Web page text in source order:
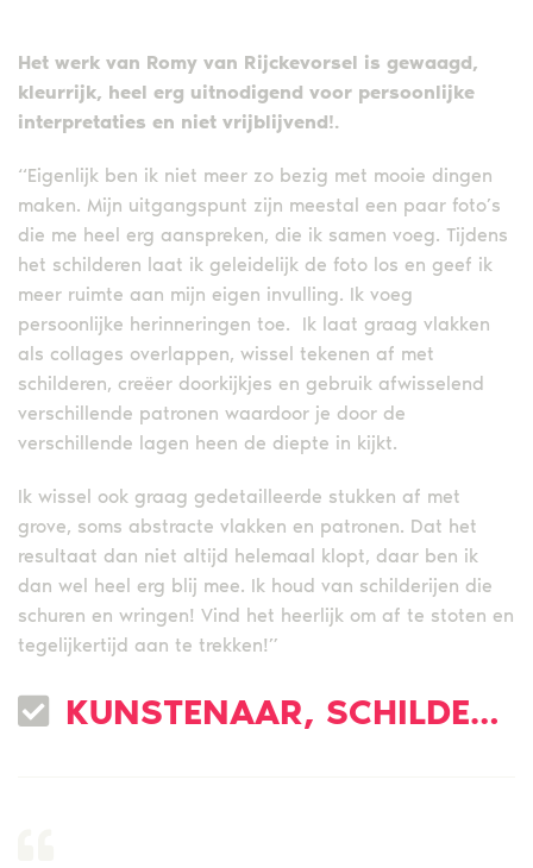
Het werk van Romy van Rijckevorsel is gewaagd,
kleurrijk, heel erg uitnodigend voor persoonlijke
interpretaties en niet vrijblijvend!.
“Eigenlijk ben ik niet meer zo bezig met mooie dingen
maken. Mijn uitgangspunt zijn meestal een paar foto’s
die me heel erg aanspreken, die ik samen voeg. Tijdens
het schilderen laat ik geleidelijk de foto los en geef ik
meer ruimte aan mijn eigen invulling. Ik voeg
persoonlijke herinneringen toe. Ik laat graag vlakken
als collages overlappen, wissel tekenen af met
schilderen, creëer doorkijkjes en gebruik afwisselend
verschillende patronen waardoor je door de
verschillende lagen heen de diepte in kijkt.
Ik wissel ook graag gedetailleerde stukken af met
grove, soms abstracte vlakken en patronen. Dat het
resultaat dan niet altijd helemaal klopt, daar ben ik
dan wel heel erg blij mee. Ik houd van schilderijen die
schuren en wringen! Vind het heerlijk om af te stoten en
tegelijkertijd aan te trekken!”
KUNSTENAAR, SCHILDERKUNST